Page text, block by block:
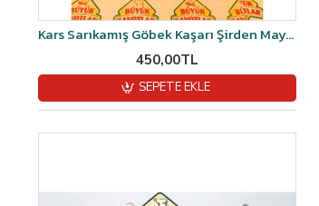
Kars Sarıkamış Göbek Kaşarı Şirden Mayalı 1 kg
450,00TL
SEPETE EKLE